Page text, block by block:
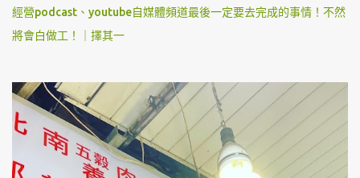
經營podcast、youtube自媒體頻道最後一定要去完成的事情！不然
將會白做工！｜擇其一